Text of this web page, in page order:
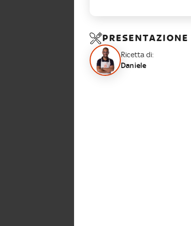
PRESENTAZIONE
Ricetta di:
Daniele